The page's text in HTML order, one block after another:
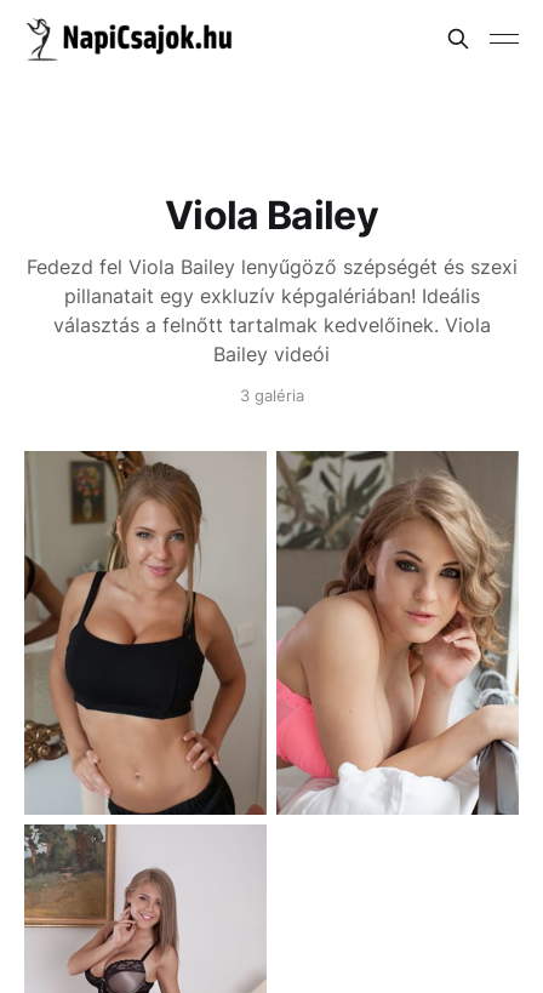
Viola Bailey
Fedezd fel Viola Bailey lenyűgöző szépségét és szexi
pillanatait egy exkluzív képgalériában! Ideális
választás a felnőtt tartalmak kedvelőinek. Viola
Bailey videói
3 galéria